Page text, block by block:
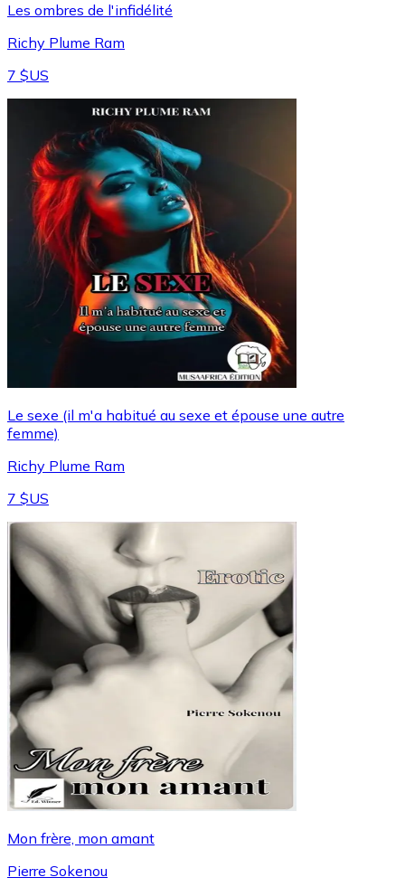
Les ombres de l'infidélité
Richy Plume Ram
7 $US
Le sexe (il m'a habitué au sexe et épouse une autre
femme)
Richy Plume Ram
7 $US
Mon frère, mon amant
Pierre Sokenou